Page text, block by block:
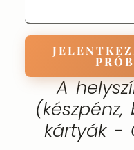
A
(készpénz,
kártyák -